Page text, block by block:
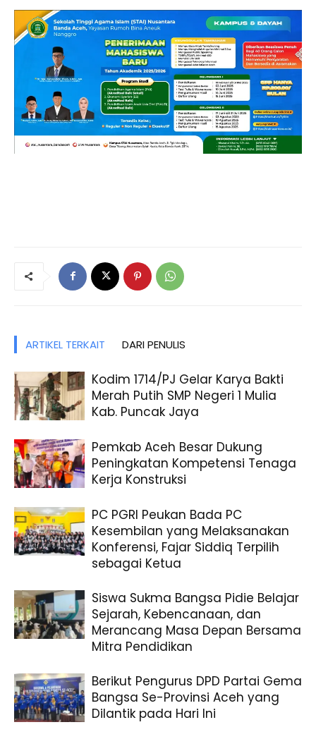
ARTIKEL TERKAIT DARI PENULIS
Kodim 1714/PJ Gelar Karya Bakti
Merah Putih SMP Negeri 1 Mulia
Kab. Puncak Jaya
Pemkab Aceh Besar Dukung
Peningkatan Kompetensi Tenaga
Kerja Konstruksi
PC PGRI Peukan Bada PC
Kesembilan yang Melaksanakan
Konferensi, Fajar Siddiq Terpilih
sebagai Ketua
Siswa Sukma Bangsa Pidie Belajar
Sejarah, Kebencanaan, dan
Merancang Masa Depan Bersama
Mitra Pendidikan
Berikut Pengurus DPD Partai Gema
Bangsa Se-Provinsi Aceh yang
Dilantik pada Hari Ini